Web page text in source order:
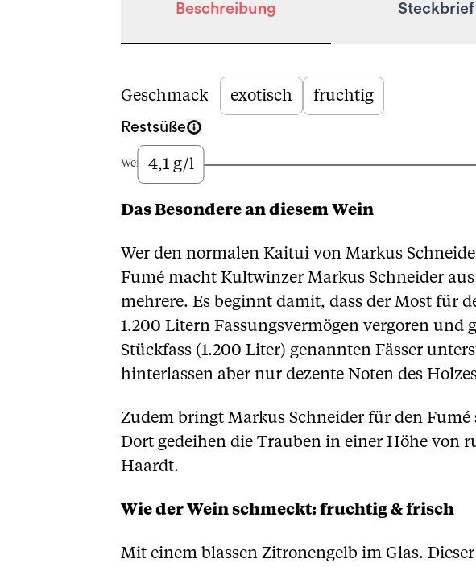
Beschreibung Steckbrief
Beschreibung
Geschmack exotisch fruchtig
Restsüße
Wenig4,1 g/l
Das Besondere an diesem Wein
Wer den normalen Kaitui von Markus
Fumé macht Kultwinzer Markus Schneider
mehrere. Es beginnt damit, dass der Most für
1.200 Litern Fassungsvermögen vergoren
Stückfass (1.200 Liter) genannten Fässer
hinterlassen aber nur dezente Noten des
Zudem bringt Markus Schneider für den
Dort gedeihen die Trauben in einer Höhe von
Haardt.
Wie der Wein schmeckt: fruchtig & frisch
Mit einem blassen Zitronengelb im Glas.